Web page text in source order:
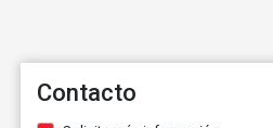
Contacto